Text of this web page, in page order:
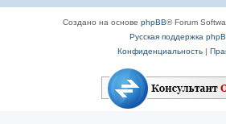
Создано на основе phpBB® Forum
Русская поддержка
Конфиденциальность|